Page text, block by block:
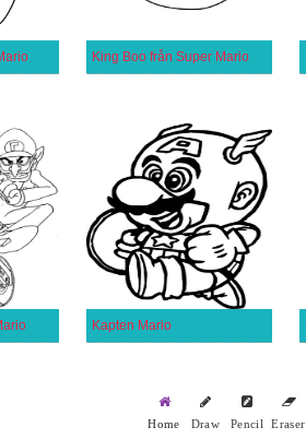
King Boo från Super Mario
Kapten Mario
Home Draw Pencil Eraser